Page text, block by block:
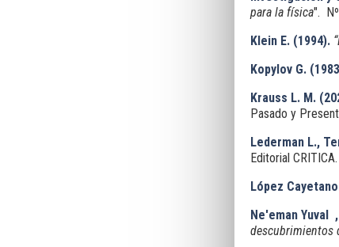
para la física".
Klein E. (1994).
Kopylov G.
Krauss L. M.
Pasado y
Lederman L.,
Editorial CRITICA.
López
Ne'eman Yuval
descubrimientos